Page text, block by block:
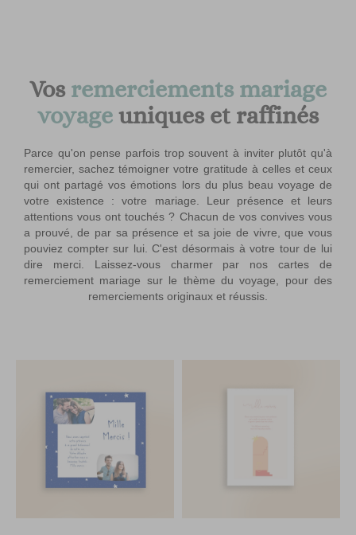
Vos remerciements mariage
voyage uniques et raffinés
Parce qu'on pense parfois trop souvent à inviter plutôt qu'à
remercier, sachez témoigner votre gratitude à celles et ceux
qui ont partagé vos émotions lors du plus beau voyage de
votre existence : votre mariage. Leur présence et leurs
attentions vous ont touchés ? Chacun de vos convives vous
a prouvé, de par sa présence et sa joie de vivre, que vous
pouviez compter sur lui. C'est désormais à votre tour de lui
dire merci. Laissez-vous charmer par nos cartes de
remerciement mariage sur le thème du voyage, pour des
remerciements originaux et réussis.